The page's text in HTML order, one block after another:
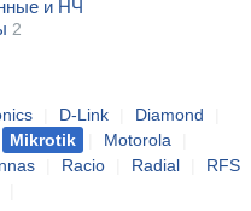
и НЧ
2
D-Link Diamond
Mikrotik Motorola
Racio Radial
RFS